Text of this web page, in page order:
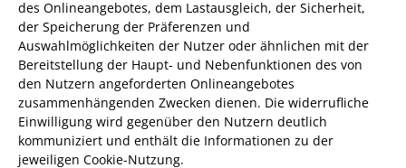
des Onlineangebotes, dem Lastausgleich, der Sicherheit,
der Speicherung der Präferenzen und
Auswahlmöglichkeiten der Nutzer oder ähnlichen mit der
Bereitstellung der Haupt- und Nebenfunktionen des von
den Nutzern angeforderten Onlineangebotes
zusammenhängenden Zwecken dienen. Die widerrufliche
Einwilligung wird gegenüber den Nutzern deutlich
kommuniziert und enthält die Informationen zu der
jeweiligen Cookie-Nutzung.